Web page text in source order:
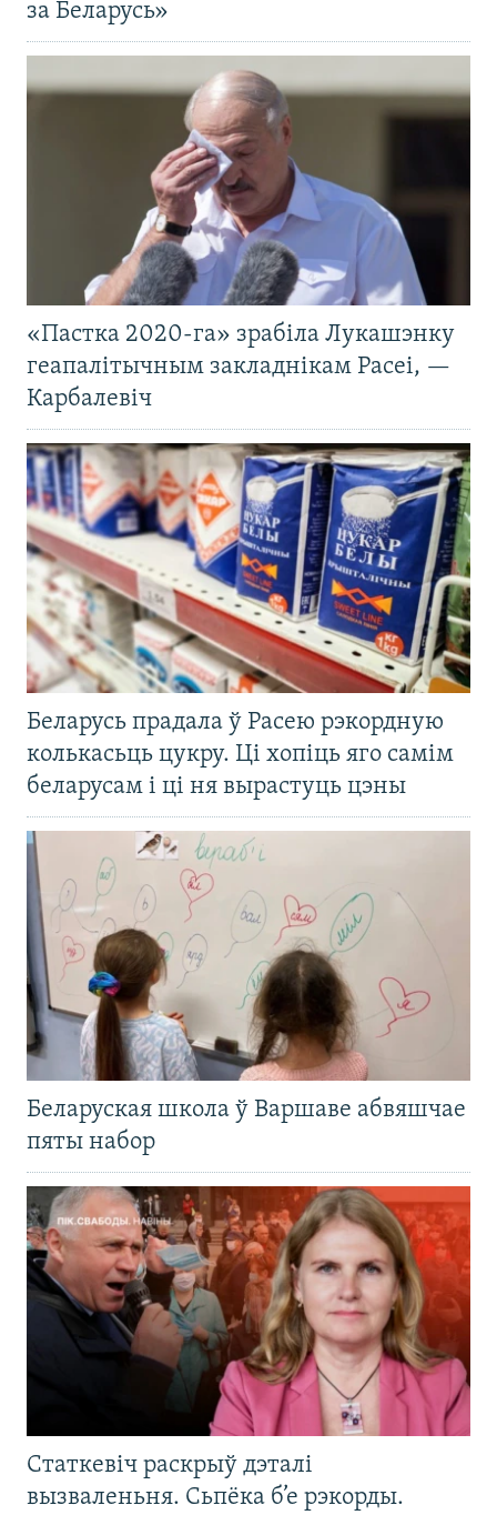
за Беларусь»
«Пастка 2020-га» зрабіла Лукашэнку
геапалітычным закладнікам Расеі, —
Карбалевіч
Беларусь прадала ў Расею рэкордную
колькасьць цукру. Ці хопіць яго самім
беларусам і ці ня вырастуць цэны
Беларуская школа ў Варшаве абвяшчае
пяты набор
Статкевіч раскрыў дэталі
вызваленьня. Сьпёка б’е рэкорды.